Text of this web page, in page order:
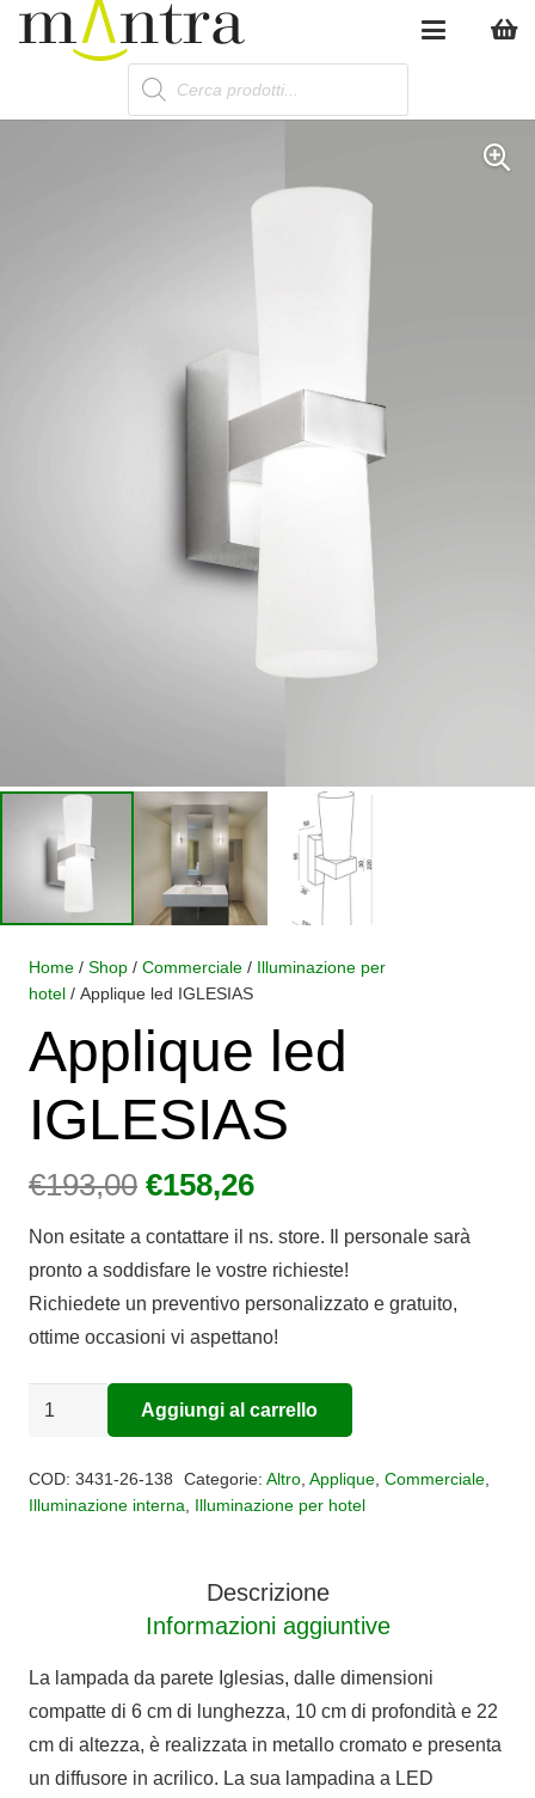
Products
search
Home / Shop / Commerciale / Illuminazione per
hotel / Applique led IGLESIAS
Applique led
IGLESIAS
€193,00 Il
originale
era:
€193,00.
€158,26Il
attuale
è:
€158,26.
Non esitate a contattare il ns. store. Il personale sarà
pronto a soddisfare le vostre richieste!
Richiedete un preventivo personalizzato e gratuito,
ottime occasioni vi aspettano!
Applique
quantità
Aggiungi al carrello
COD: 3431-26-138 Categorie: Altro, Applique, Commerciale,
Illuminazione interna
Illuminazione per hotel
Descrizione
Informazioni aggiuntive
La lampada da parete Iglesias, dalle dimensioni
compatte di 6 cm di lunghezza, 10 cm di profondità e 22
cm di altezza, è realizzata in metallo cromato e presenta
un diffusore in acrilico. La sua lampadina a LED